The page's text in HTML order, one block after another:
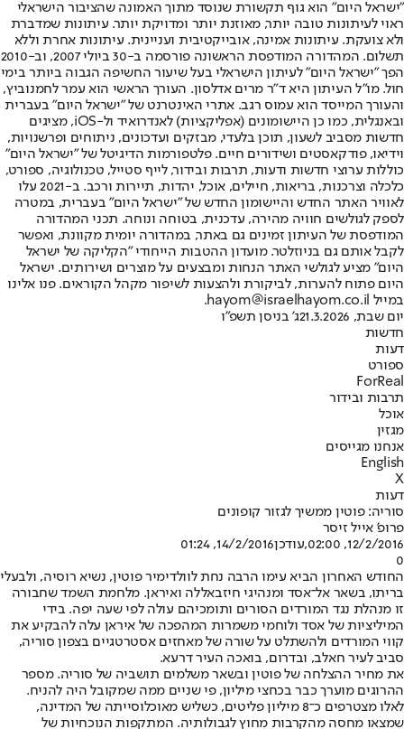
"ישראל היום" הוא גוף תקשורת שנוסד מתוך האמונה שהציבור הישראלי
ראוי לעיתונות טובה יותר, מאוזנת יותר ומדויקת יותר. עיתונות שמדברת
ולא צועקת. עיתונות אמינה, אובייקטיבית ועניינית. עיתונות אחרת וללא
תשלום. המהדורה המודפסת הראשונה פורסמה ב-30 ביולי 2007, וב-2010
הפך "ישראל היום" לעיתון הישראלי בעל שיעור החשיפה הגבוה ביותר בימי
חול. מו"ל העיתון היא ד"ר מרים אדלסון. העורך הראשי הוא עמר לחמנוביץ,
והעורך המייסד הוא עמוס רגב. אתרי האינטרנט של "ישראל היום" בעברית
ובאנגלית, כמו כן היישומונים (אפליקציות) לאנדרואיד ול-iOS, מציגים
חדשות מסביב לשעון, תוכן בלעדי, מבזקים ועדכונים, ניתוחים ופרשנויות,
וידיאו, פודקאסטים ושידורים חיים. פלטפורמות הדיגיטל של "ישראל היום"
כוללות ערוצי חדשות ודעות, תרבות ובידור, לייף סטייל, טכנולוגיה, ספורט,
כלכלה וצרכנות, בריאות, חיילים, אוכל, יהדות, תיירות ורכב. ב-2021 עלו
לאוויר האתר החדש והיישומון החדש של "ישראל היום" בעברית, במטרה
לספק לגולשים חוויה מהירה, עדכנית, בטוחה ונוחה. תכני המהדורה
המודפסת של העיתון זמינים גם באתר, במהדורה יומית מקוונת, ואפשר
לקבל אותם גם בניוזלטר. מועדון ההטבות הייחודי "הקליקה של ישראל
היום" מציע לגולשי האתר הנחות ומבצעים על מוצרים ושירותים. ישראל
היום פתוח להערות, לביקורת ולהצעות לשיפור מקהל הקוראים. פנו אלינו
במייל hayom@israelhayom.co.il.
יום שבת, 21.3.2026
ג' בניסן תשפ"ו
חדשות
דעות
ספורט
ForReal
תרבות ובידור
אוכל
מגזין
אנחנו מגייסים
English
X
דעות
סוריה: פוטין ממשיך לגזור קופונים
פרופ' אייל זיסר
12/2/2016, 02:00
,עודכן14/2/2016, 01:24
0
החודש האחרון הביא עימו הרבה נחת לוולדימיר פוטין, נשיא רוסיה, ולבעלי
בריתו, בשאר אל־אסד ומנהיגי חיזבאללה ואיראן. מלחמת השמד שחבורה
זו מנהלת נגד המורדים הסורים ותומכיהם עולה לפי שעה יפה. בידי
המיליציות של אסד ולוחמי משמרות המהפכה של איראן עלה להבקיע את
קווי המורדים ולהשתלט על שורה של מאחזים אסטרטגיים בצפון סוריה,
סביב לעיר חאלב, ובדרום, בואכה העיר דרעא.
את מחיר ההצלחה של פוטין ובשאר משלמים תושביה של סוריה. מספר
ההרוגים מוערך כבר בכחצי מיליון, פי שניים ממה שמקובל היה להניח.
לאלו מצטרפים כ־8 מיליון פליטים, כשליש מאוכלוסייתה של המדינה,
שמצאו מחסה מהקרבות מחוץ לגבולותיה. המתקפות הנוכחיות של